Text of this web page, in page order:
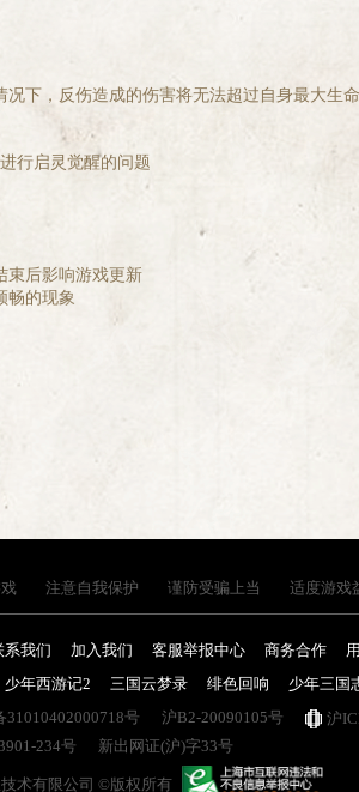
下，反伤造成的伤害将无法超过自身最大生
行启灵觉醒的问题
束后影响游戏更新
畅的现象
注意自我保护 谨防受骗上当 适度游戏
系我们 加入我们 客服举报中心 商务合作
少年西游记2 三国云梦录 绯色回响 少年三国
31010402000718号
沪B2-20090105号
沪
234号
新出网证(沪)字33号
技术有限公司 ©版权所有